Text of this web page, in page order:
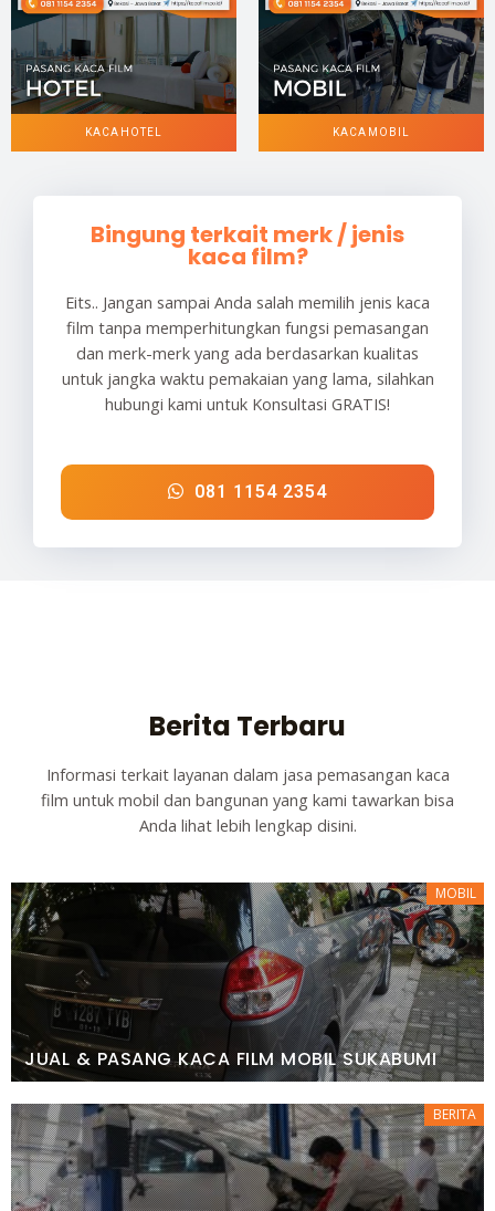
KACA HOTEL KACA MOBIL
Bingung terkait merk / jenis
kaca film?
Eits.. Jangan sampai Anda salah memilih jenis kaca
film tanpa memperhitungkan fungsi pemasangan
dan merk-merk yang ada berdasarkan kualitas
untuk jangka waktu pemakaian yang lama, silahkan
hubungi kami untuk Konsultasi GRATIS!
081 1154 2354
Berita Terbaru
Informasi terkait layanan dalam jasa pemasangan kaca
film untuk mobil dan bangunan yang kami tawarkan bisa
Anda lihat lebih lengkap disini.
MOBIL
JUAL & PASANG KACA FILM MOBIL SUKABUMI
BERITA